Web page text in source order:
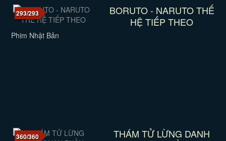
293/293
BORUTO - NARUTO THẾ
HỆ TIẾP THEO
Phim Nhật Bản
360/360
THÁM TỬ LỪNG DANH